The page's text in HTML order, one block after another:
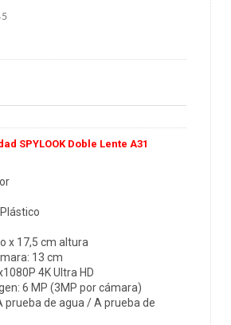
SPYLOOK Doble Lente A31
x 17,5 cm altura
13 cm
4K Ultra HD
6 MP (3MP por cámara)
prueba de agua / A prueba de